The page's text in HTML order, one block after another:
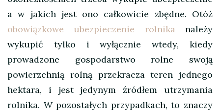
a w jakich jest ono całkowicie zbędne. Otóż
obowiązkowe ubezpieczenie rolnika należy
wykupić tylko i wyłącznie wtedy, kiedy
prowadzone gospodarstwo rolne swoją
powierzchnią rolną przekracza teren jednego
hektara, i jest jedynym źródłem utrzymania
rolnika. W pozostałych przypadkach, to znaczy